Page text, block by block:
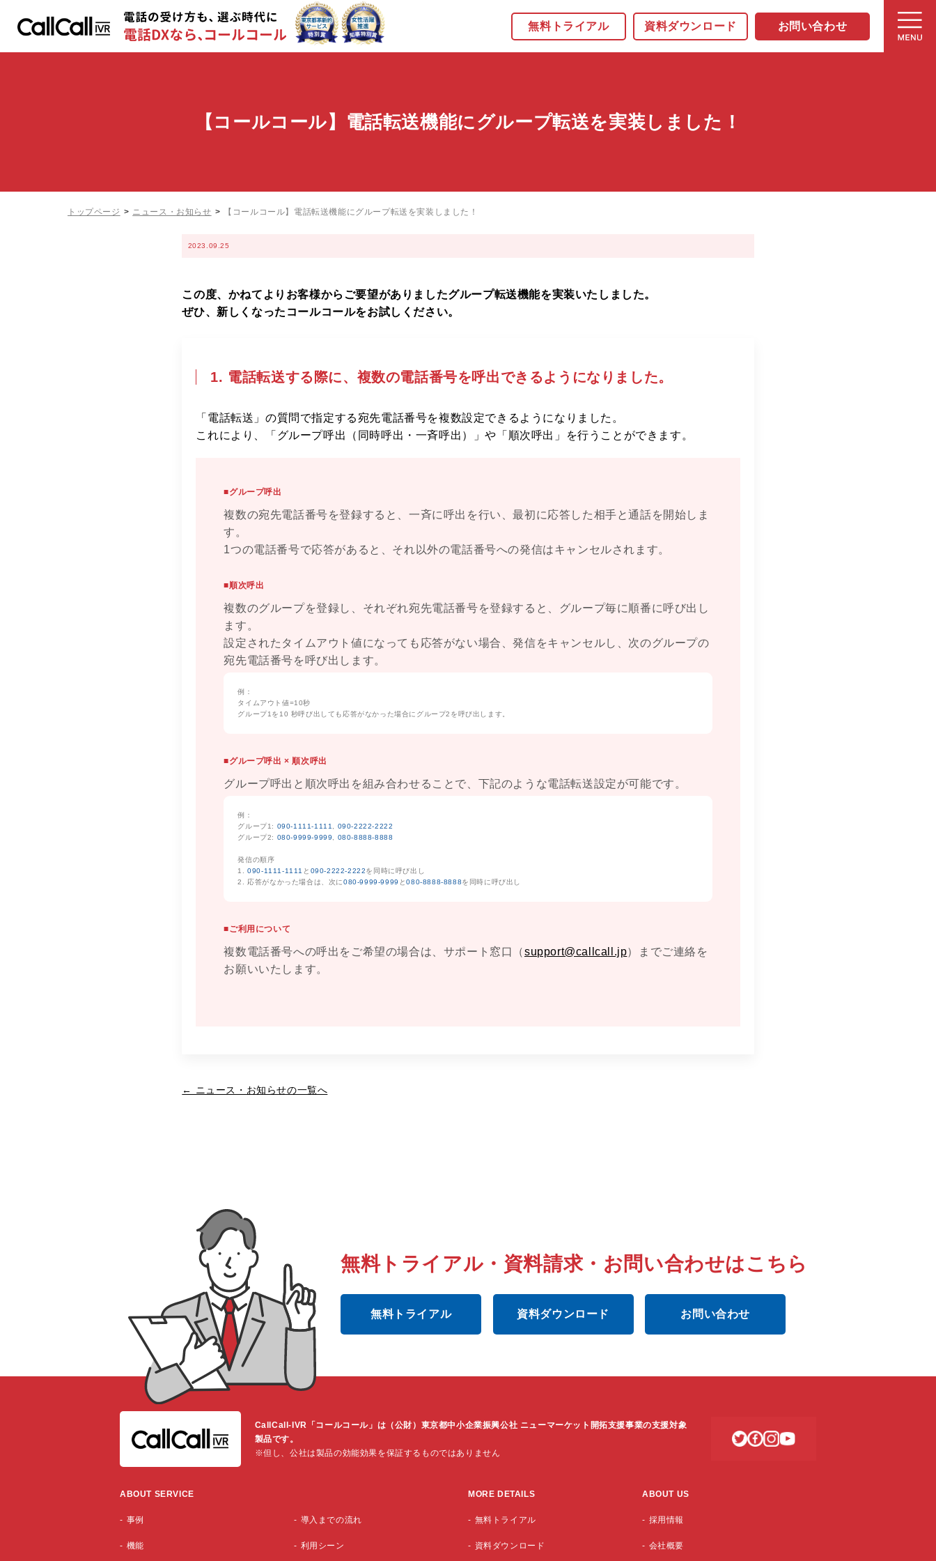
無料トライアル 資料ダウンロード お問い合わせ
【コールコール】電話転送機能にグループ転送を実装しました！
トップページ ニュース・お知らせ 【コールコール】電話転送機能にグループ転送を実装しました！
2023.09.25
この度、かねてよりお客様からご要望がありましたグループ転送機能を実装いたしました。
ぜひ、新しくなったコールコールをお試しください。
1. 電話転送する際に、複数の電話番号を呼出できるようになりました。
「電話転送」の質問で指定する宛先電話番号を複数設定できるようになりました。
これにより、「グループ呼出（同時呼出・一斉呼出）」や「順次呼出」を行うことができます。
■グループ呼出
複数の宛先電話番号を登録すると、一斉に呼出を行い、最初に応答した相手と通話を開始しま
す。
1つの電話番号で応答があると、それ以外の電話番号への発信はキャンセルされます。
■順次呼出
複数のグループを登録し、それぞれ宛先電話番号を登録すると、グループ毎に順番に呼び出し
ます。
設定されたタイムアウト値になっても応答がない場合、発信をキャンセルし、次のグループの
宛先電話番号を呼び出します。
例：
タイムアウト値=10秒
グループ1を10 秒呼び出しても応答がなかった場合にグループ2を呼び出します。
■グループ呼出 × 順次呼出
グループ呼出と順次呼出を組み合わせることで、下記のような電話転送設定が可能です。
例：
グループ1: 090-1111-1111
090-2222-2222
グループ2: 080-9999-9999 080-8888-8888
発信の順序
1.090-1111-1111 と 090-2222-2222を同時に呼び出し
2. 応答がなかった場合は、 次に080-9999-9999 と080-8888-8888を同時に呼び出し
■ご利用について
複数電話番号への呼出をご希望の場合は、サポート窓口（support@callcall.jp）までご連絡を
お願いいたします。
← ニュース・お知らせの一覧へ
無料トライアル・資料請求・お問い合わせはこちら
無料トライアル 資料ダウンロード お問い合わせ
CallCall-IVR「コールコール」は（公財）東京都中小企業振興公社 ニューマーケット開拓支援事業の支援対象
製品です。
※但し、公社は製品の効能効果を保証するものではありません
ABOUT SERVICE
事例
機能
導入までの流れ
利用シーン
MORE DETAILS
無料トライアル
資料ダウンロード
ABOUT US
採用情報
会社概要